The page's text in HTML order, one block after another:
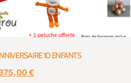
10 ENFANTS
€